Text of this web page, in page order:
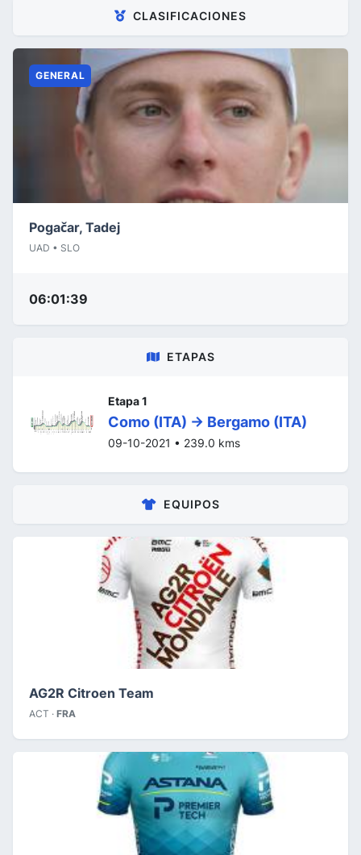
CLASIFICACIONES
GENERAL
Pogačar, Tadej
UAD • SLO
06:01:39
ETAPAS
Etapa 1
Como (ITA) -> Bergamo (ITA)
09-10-2021 • 239.0 kms
EQUIPOS
AG2R Citroen Team
ACT · FRA